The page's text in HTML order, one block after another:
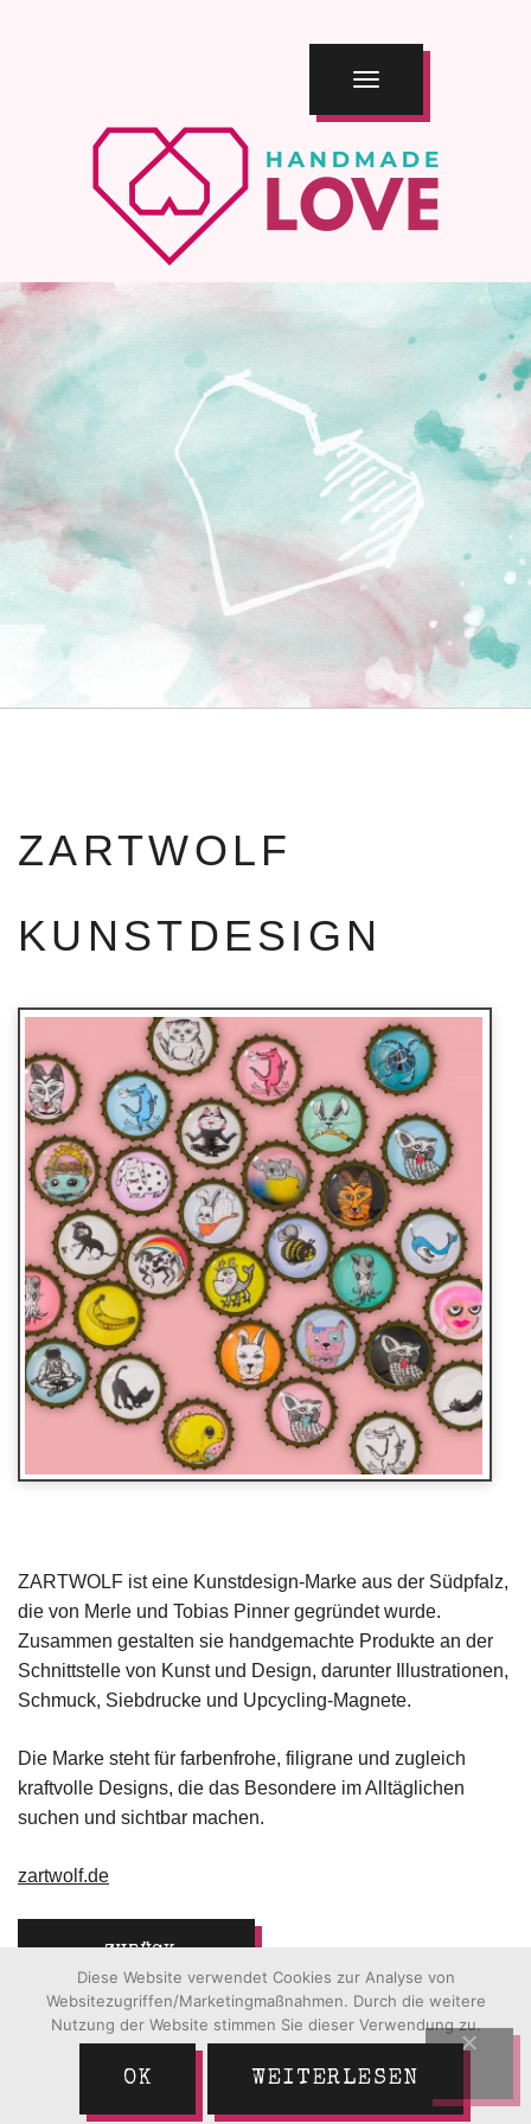
TOGGLE
ZARTWOLF
KUNSTDESIGN
ZARTWOLF ist eine Kunstdesign-Marke aus der Südpfalz,
die von Merle und Tobias Pinner gegründet wurde.
Zusammen gestalten sie handgemachte Produkte an der
Schnittstelle von Kunst und Design, darunter Illustrationen,
Schmuck, Siebdrucke und Upcycling-Magnete.
Die Marke steht für farbenfrohe, filigrane und zugleich
kraftvolle Designs, die das Besondere im Alltäglichen
suchen und sichtbar machen.
zartwolf.de
ZURÜCK
Diese Website verwendet Cookies zur Analyse von
Websitezugriffen/Marketingmaßnahmen. Durch die weitere
Nutzung der Website stimmen Sie dieser Verwendung zu.
OK WEITERLESEN